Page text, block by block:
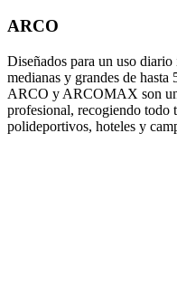
ARCO
Diseñados para un uso
medianas y grandes de
ARCO y ARCOMAX son
profesional, recogiendo todo
polideportivos, hoteles y